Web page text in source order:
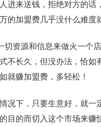
进来送钱，拒绝对方的话
加盟费几乎没什么难度
资源和信息来做火一个
不长久，但没办法，恰如
就赚加盟费，多轻松！
况下，只要生意好，就一
目的而切入这个市场来赚